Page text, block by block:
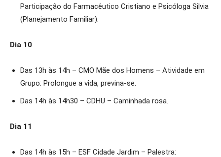
Participação do Farmacêutico Cristiano e Psicóloga Silvia
(Planejamento Familiar).
Dia 10
Das 13h às 14h – CMO Mãe dos Homens – Atividade em
Grupo: Prolongue a vida, previna-se.
Das 14h às 14h30 – CDHU – Caminhada rosa.
Dia 11
Das 14h às 15h – ESF Cidade Jardim – Palestra: